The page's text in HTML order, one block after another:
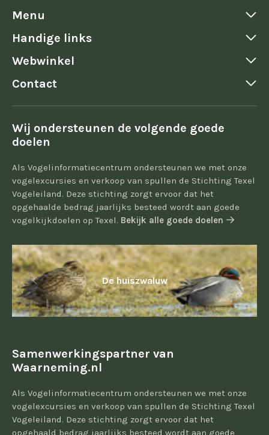
Menu
Handige links
Webwinkel
Contact
Wij ondersteunen de volgende goede
doelen
Als Vogelinformatiecentrum ondersteunen we met onze
vogelexcursies en verkoop van spullen de Stichting Texel
Vogeleiland. Deze stichting zorgt ervoor dat het
opgehaalde bedrag jaarlijks besteed wordt aan goede
vogelkijkdoelen op Texel. Bekijk alle goede doelen
De huiszwaluw
Samenwerkingspartner van
Waarneming.nl
Als Vogelinformatiecentrum ondersteunen we met onze
vogelexcursies en verkoop van spullen de Stichting Texel
Vogeleiland. Deze stichting zorgt ervoor dat het
opgehaald bedrag jaarlijks besteed wordt aan goede